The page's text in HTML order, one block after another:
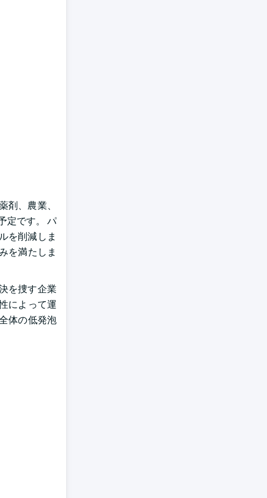
、農業、
定です。 パ
を削減しま
を満たしま
を捜す企業
によって運
体の低発泡